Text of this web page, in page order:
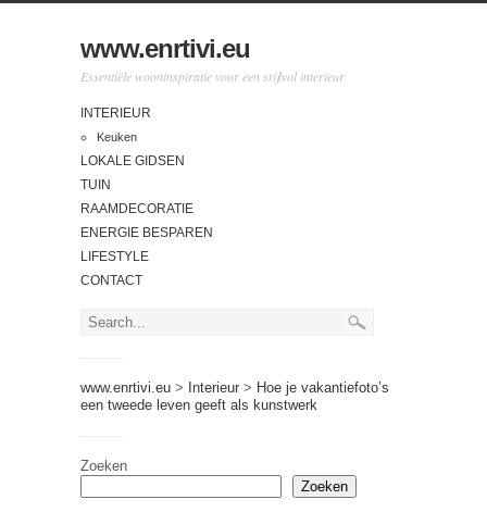
www.enrtivi.eu
Essentiële wooninspiratie voor een stijlvol interieur
INTERIEUR
Keuken
LOKALE GIDSEN
TUIN
RAAMDECORATIE
ENERGIE BESPAREN
LIFESTYLE
CONTACT
www.enrtivi.eu > Interieur > Hoe je vakantiefoto’s
een tweede leven geeft als kunstwerk
Zoeken
Zoeken